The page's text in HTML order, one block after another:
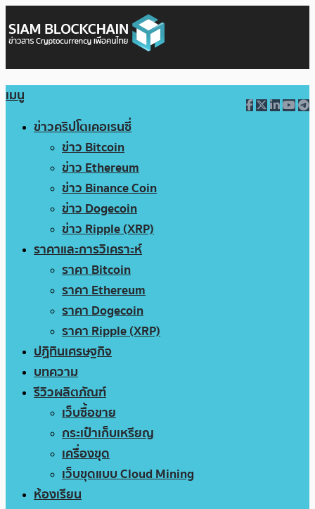
เมนู
ข่าวคริปโตเคอเรนซี่
ข่าว Bitcoin
ข่าว Ethereum
ข่าว Binance Coin
ข่าว Dogecoin
ข่าว Ripple (XRP)
ราคาและการวิเคราะห์
ราคา Bitcoin
ราคา Ethereum
ราคา Dogecoin
ราคา Ripple (XRP)
ปฏิทินเศรษฐกิจ
บทความ
รีวิวผลิตภัณฑ์
เว็บซื้อขาย
กระเป๋าเก็บเหรียญ
เครื่องขุด
เว็บขุดแบบ Cloud Mining
ห้องเรียน